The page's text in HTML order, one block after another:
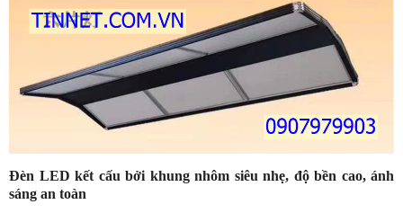
Đèn LED kết cấu bởi khung nhôm siêu nhẹ, độ bền cao, ánh
sáng an toàn